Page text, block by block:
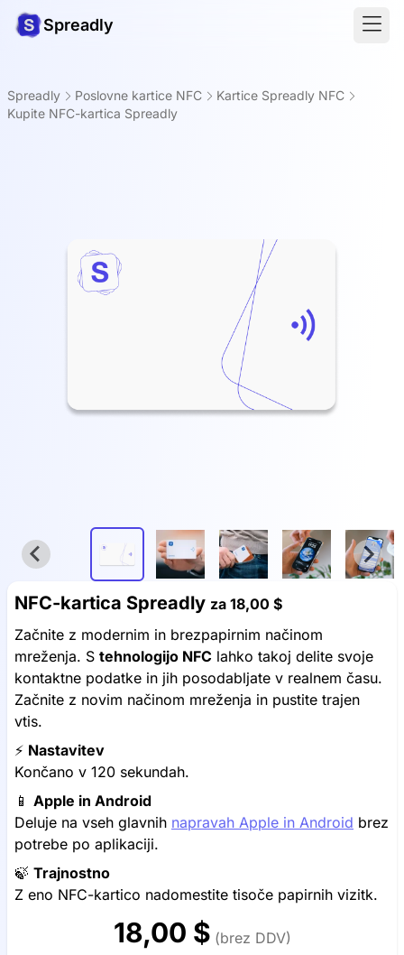
Spreadly
Spreadly Poslovne kartice NFC
Kartice Spreadly NFC
Kupite NFC-kartica Spreadly
NFC-kartica Spreadly za 18,00 $
Začnite z modernim in brezpapirnim načinom
mreženja. S tehnologijo NFC lahko takoj delite svoje
kontaktne podatke in jih posodabljate v realnem času.
Začnite z novim načinom mreženja in pustite trajen
vtis.
⚡️ Nastavitev
Končano v 120 sekundah.
📱 Apple in Android
Deluje na vseh glavnih napravah Apple in Android brez
potrebe po aplikaciji.
🍃 Trajnostno
Z eno NFC-kartico nadomestite tisoče papirnih vizitk.
18,00 $ (brez DDV)